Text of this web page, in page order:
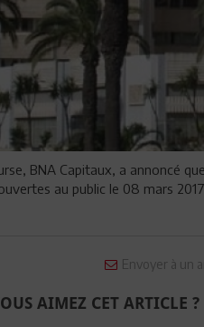
BNA Capitaux, a annoncé
au public le 08 mars
Envoyer à un
AIMEZ CET ARTICLE